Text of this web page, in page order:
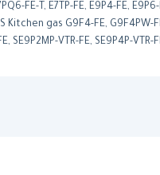
FE-T, E7TP-FE, E9P4-FE,
Kitchen gas G9F4-FE,
SE9P2MP-VTR-FE, SE9P4P-